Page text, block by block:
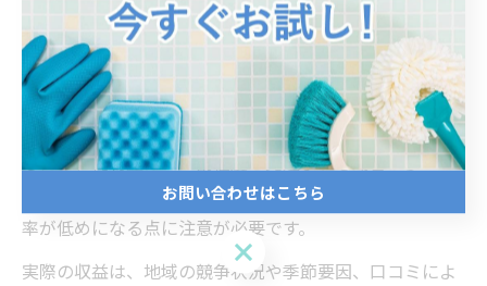
リピート率を高めることが収益安定化に繋がります。
例えば、1日2件、月20日稼働で1件あたり1万円の売上を
見込むと、月商は約40万円となります。ただし、ここか
ら経費（消耗品費・移動費・広告費など）が差し引かれ
るため、純利益は2～3割程度と見込まれる場合が多いで
す。初年度は設備投資や広告宣伝費がかさむため、利益
率が低めになる点に注意が必要です。
実際の収益は、地域の競争状況や季節要因、口コミによ
お問い合わせはこちら
お問い合わせはこちら